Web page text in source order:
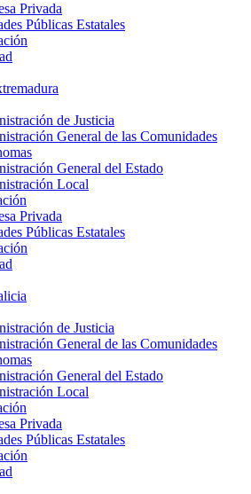
Privada
Públicas Estatales
de Justicia
General de las Comunidades
General del Estado
Local
Privada
Públicas Estatales
de Justicia
General de las Comunidades
General del Estado
Local
Privada
Públicas Estatales